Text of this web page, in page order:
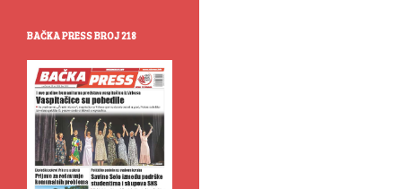
BAČKA PRESS BROJ 218